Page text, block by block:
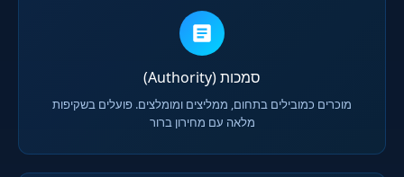
סמכות (Authority)
מוכרים כמובילים בתחום, ממליצים ומומלצים. פועלים בשקיפות
מלאה עם מחירון ברור